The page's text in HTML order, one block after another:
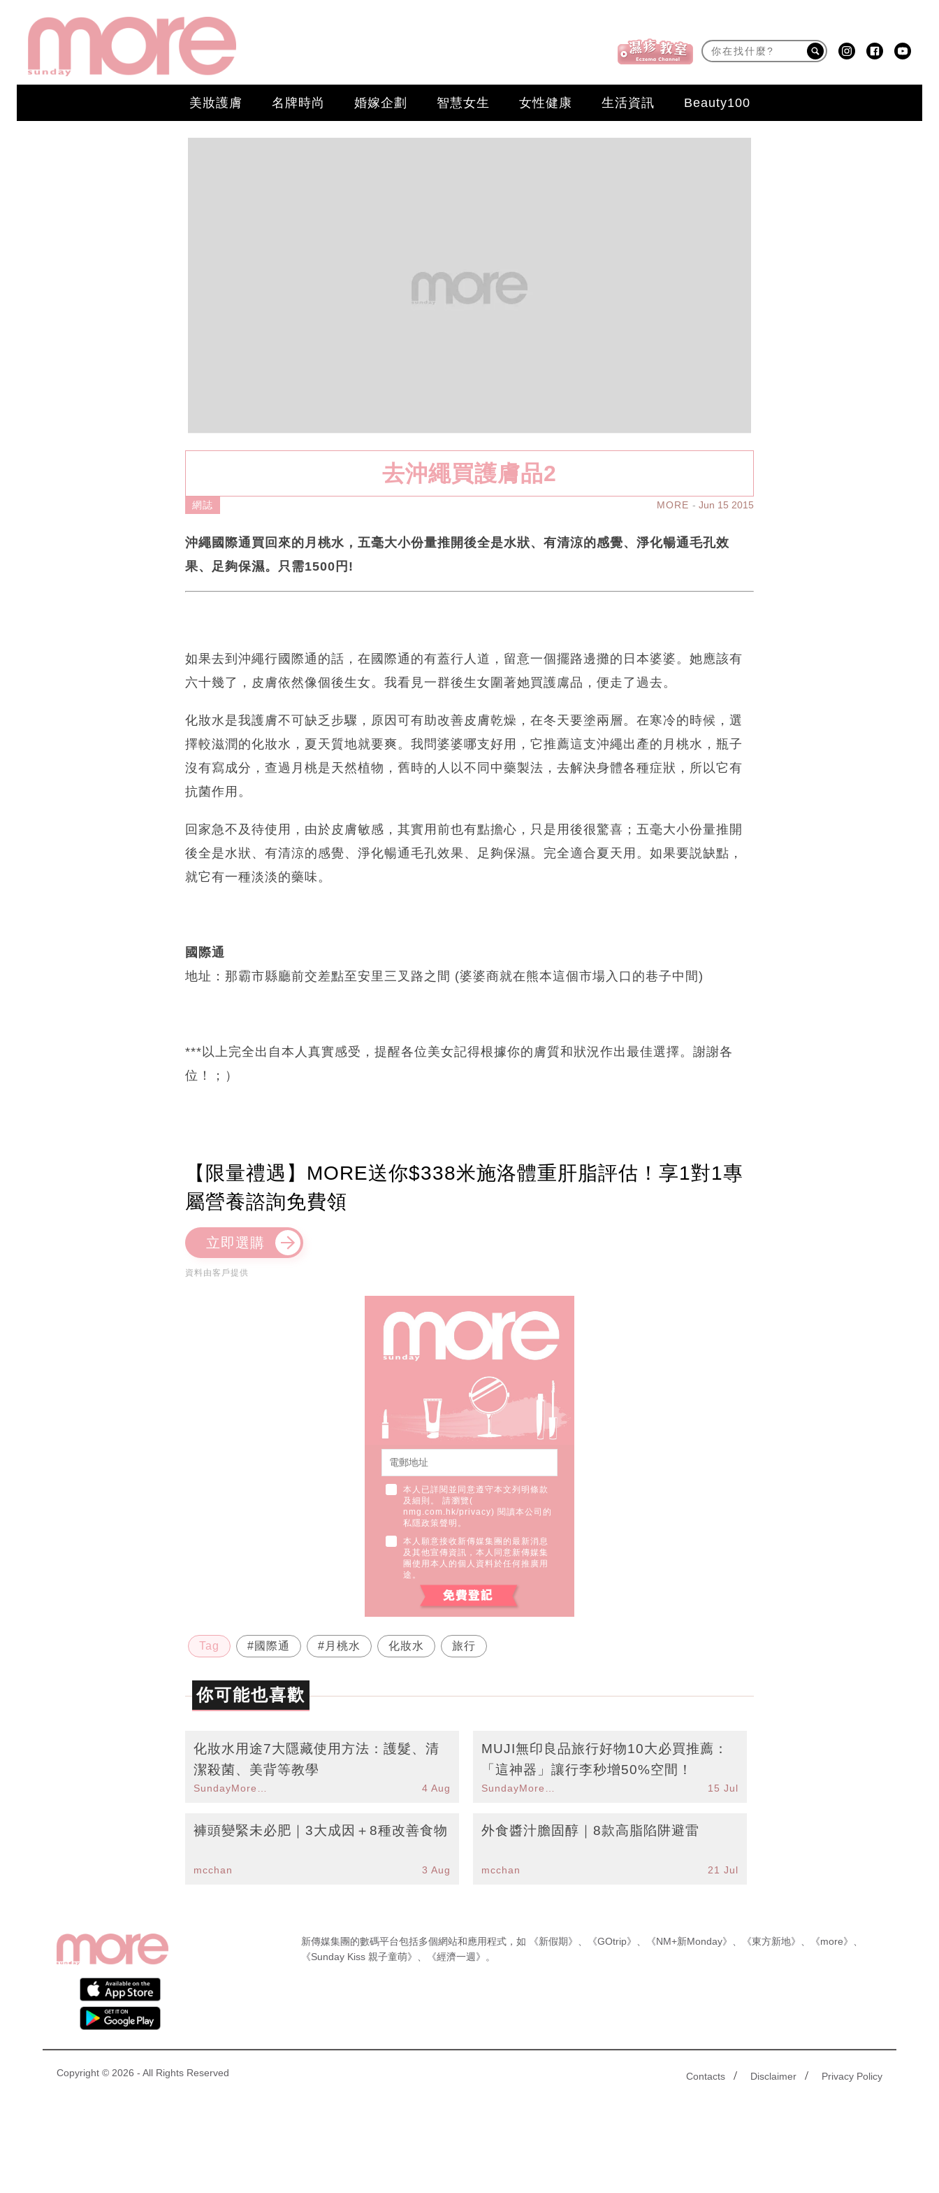
美妝護膚 名牌時尚 婚嫁企劃 智慧女生 女性健康 生活資訊 Beauty100
去沖繩買護膚品2
網誌 MORE Jun 15 2015
沖繩國際通買回來的月桃水，五毫大小份量推開後全是水狀、有清涼的感覺、淨化暢通毛孔效
果、足夠保濕。只需1500円!
如果去到沖繩行國際通的話，在國際通的有蓋行人道，留意一個擺路邊攤的日本婆婆。她應該有
六十幾了，皮膚依然像個後生女。我看見一群後生女圍著她買護鬳品，便走了過去。
化妝水是我護膚不可缺乏步驟，原因可有助改善皮膚乾燥，在冬天要塗兩層。在寒冷的時候，選
擇較滋潤的化妝水，夏天質地就要爽。我問婆婆哪支好用，它推薦這支沖繩出產的月桃水，瓶子
沒有寫成分，查過月桃是天然植物，舊時的人以不同中藥製法，去解決身體各種症狀，所以它有
抗菌作用。
回家急不及待使用，由於皮膚敏感，其實用前也有點擔心，只是用後很驚喜；五毫大小份量推開
後全是水狀、有清涼的感覺、淨化暢通毛孔效果、足夠保濕。完全適合夏天用。如果要説缺點，
就它有一種淡淡的藥味。
國際通
地址：那霸市縣廳前交差點至安里三叉路之間 (婆婆商就在熊本這個市場入口的巷子中間)
***以上完全出自本人真實感受，提醒各位美女記得根據你的膚質和狀況作出最佳選擇。謝謝各
位！；）
【限量禮遇】MORE送你$338米施洛體重肝脂評估！享1對1專
屬營養諮詢免費領
立即選購
資料由客戶提供
本人已詳閱並同意遵守本文列明條款
及細則。 請瀏覽(
nmg.com.hk/privacy) 閱讀本公司的
私隱政策聲明。
本人願意接收新傳媒集團的最新消息
及其他宣傳資訊，本人同意新傳媒集
團使用本人的個人資料於任何推廣用
途。
Tag #國際通 #月桃水 化妝水 旅行
你可能也喜歡
化妝水用途7大隱藏使用方法：護髮、清
潔殺菌、美背等教學
4 Aug
MUJI無印良品旅行好物10大必買推薦：
「這神器」讓行李秒增50%空間！
15 Jul
褲頭變緊未必肥｜3大成因＋8種改善食物
mcchan 3 Aug
外食醬汁膽固醇｜8款高脂陷阱避雷
mcchan 21 Jul
新傳媒集團的數碼平台包括多個網站和應用程式，如 《新假期》 、 《GOtrip》 、 《NM+新Monday》 、 《東方新地》 、 《more》 、
《Sunday Kiss 親子童萌》 、 《經濟一週》 。
Contacts / Disclaimer / Privacy Policy
Copyright © 2026 - All Rights Reserved